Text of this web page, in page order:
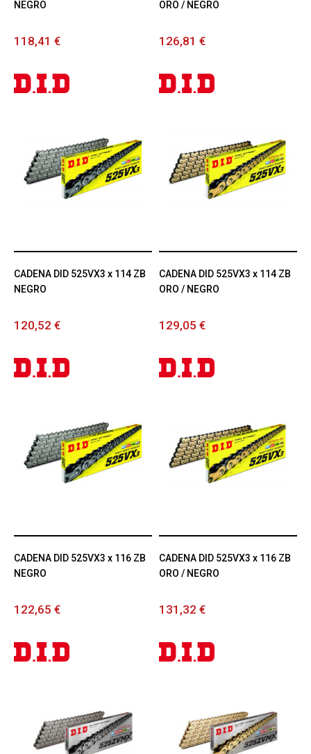
NEGRO
118,41 €
ORO / NEGRO
126,81 €
CADENA DID 525VX3 x 114 ZB
NEGRO
120,52 €
CADENA DID 525VX3 x 114 ZB
ORO / NEGRO
129,05 €
CADENA DID 525VX3 x 116 ZB
NEGRO
122,65 €
CADENA DID 525VX3 x 116 ZB
ORO / NEGRO
131,32 €